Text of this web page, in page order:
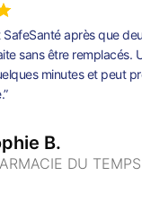
SafeSanté après que
sans être remplacés.
minutes et peut
B.
DU TEMPS